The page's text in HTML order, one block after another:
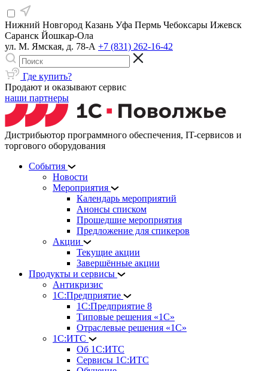
Нижний Новгород Казань Уфа Пермь Чебоксары Ижевск
Саранск Йошкар-Ола
ул. М. Ямская, д. 78-А +7 (831) 262-16-42
Где купить?
Продают и оказывают сервис
наши партнеры
Дистрибьютор программного обеспечения, IT-сервисов и
торгового оборудования
События
Новости
Мероприятия
Календарь мероприятий
Анонсы списком
Прошедшие мероприятия
Предложение для спикеров
Акции
Текущие акции
Завершённые акции
Продукты и сервисы
Антикризис
1С:Предприятие
1С:Предприятие 8
Типовые решения «1С»
Отраслевые решения «1С»
1С:ИТС
Об 1С:ИТС
Сервисы 1С:ИТС